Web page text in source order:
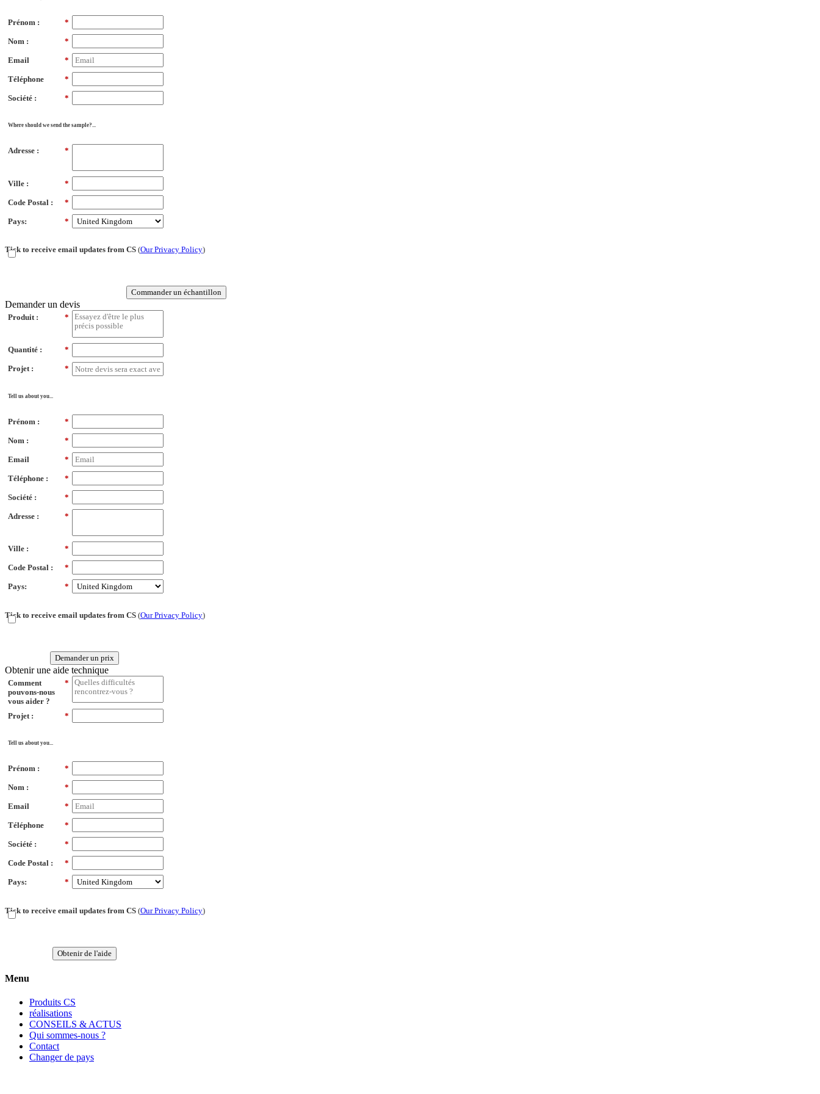
*
Prénom :
*
Nom :
*
Email
*
Téléphone
*
Société :
Where should we send the sample?...
*
Adresse :
*
Ville :
*
Code Postal :
*
Pays:
Tick to receive email updates from CS (Our Privacy Policy)
Commander un échantillon
Demander un devis
*
Produit :
*
Quantité :
*
Projet :
Tell us about you...
*
Prénom :
*
Nom :
*
Email
*
Téléphone :
*
Société :
*
Adresse :
*
Ville :
*
Code Postal :
*
Pays:
Tick to receive email updates from CS (Our Privacy Policy)
Demander un prix
Obtenir une aide technique
*
Comment
pouvons-nous
vous aider ?
*
Projet :
Tell us about you...
*
Prénom :
*
Nom :
*
Email
*
Téléphone
*
Société :
*
Code Postal :
*
Pays:
Tick to receive email updates from CS (Our Privacy Policy)
Obtenir de l'aide
Menu
Produits CS
réalisations
CONSEILS & ACTUS
Qui sommes-nous ?
Contact
Changer de pays